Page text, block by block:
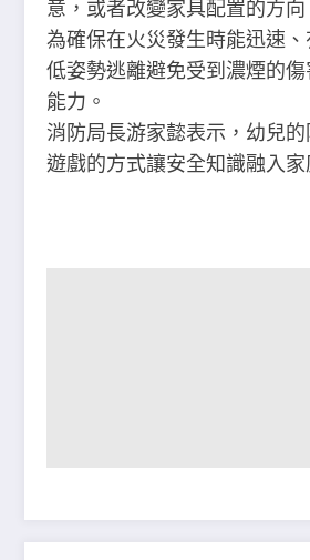
意，或者改變家具配置的方向
為確保在火災發生時能迅速
低姿勢逃離避免受到濃煙的
能力。
消防局長游家懿表示，幼兒
遊戲的方式讓安全知識融入